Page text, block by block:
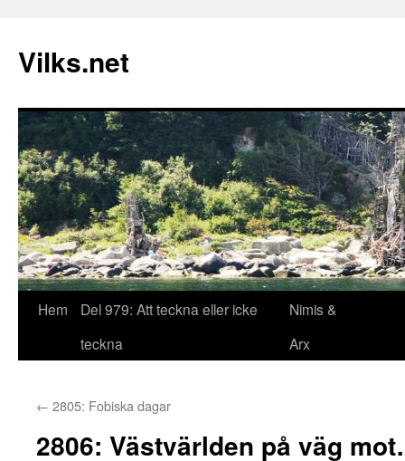
Vilks.net
Hoppa
Hem
Del 979: Att teckna eller icke
teckna
Nimis &
Arx
← 2805: Fobiska dagar
2806: Västvärlden på väg